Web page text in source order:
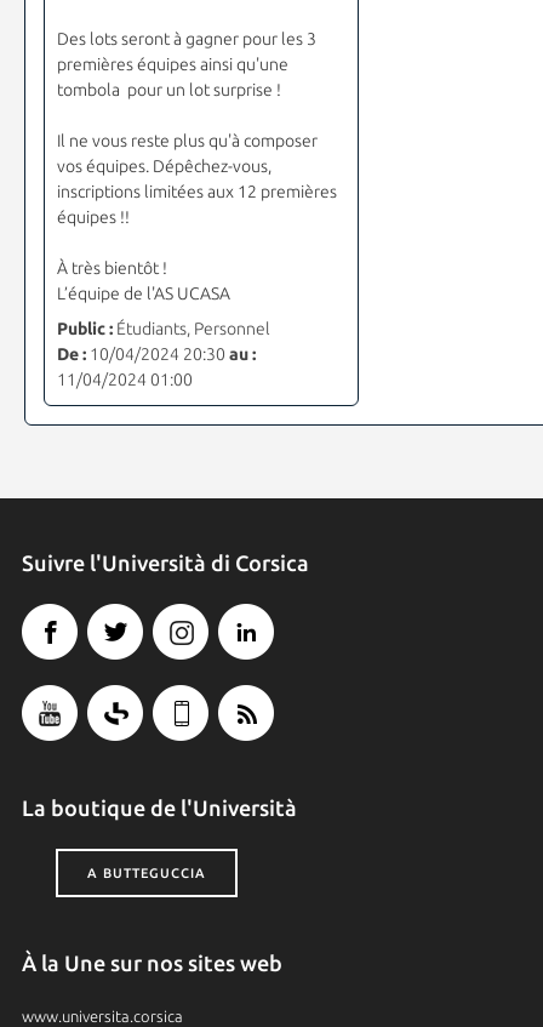
Des lots seront à gagner pour les 3
premières équipes ainsi qu'une
tombola pour un lot surprise !
Il ne vous reste plus qu'à composer
vos équipes. Dépêchez-vous,
inscriptions limitées aux 12 premières
équipes !!
À très bientôt !
L’équipe de l'AS UCASA
Public :Étudiants, Personnel
De :10/04/2024 20:30 au :
11/04/2024 01:00
Suivre l'Università di Corsica
La boutique de l'Università
A BUTTEGUCCIA
À la Une sur nos sites web
www.universita.corsica